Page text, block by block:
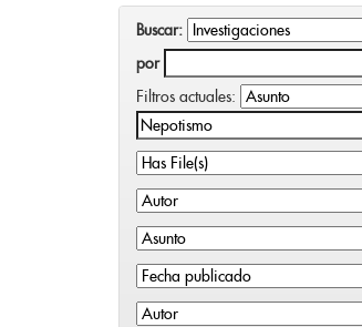
Buscar:
por
Filtros actuales: